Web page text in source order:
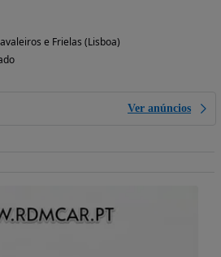
e Frielas (Lisboa)
Ver anúncios